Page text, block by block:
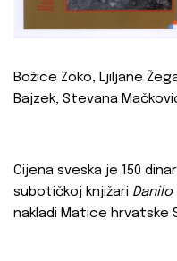
Božice Zoko, Ljiljane
Bajzek, Stevana
Cijena sveska je 150
subotičkoj knjižari Danilo
nakladi Matice hrvatske